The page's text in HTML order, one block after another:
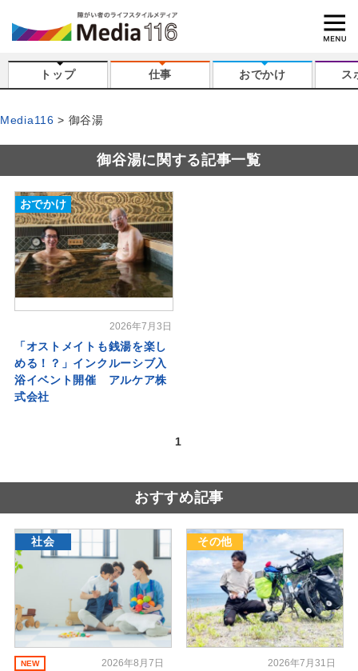
トップ 仕事 おでかけ ス
Media116 御谷湯
御谷湯に関する記事一覧
おでかけ
2026年7月3日
「オストメイトも銭湯を楽し
める！？」インクルーシブ入
浴イベント開催 アルケア株
式会社
1
おすすめ記事
社会
NEW 2026年8月7日
その他
2026年7月31日